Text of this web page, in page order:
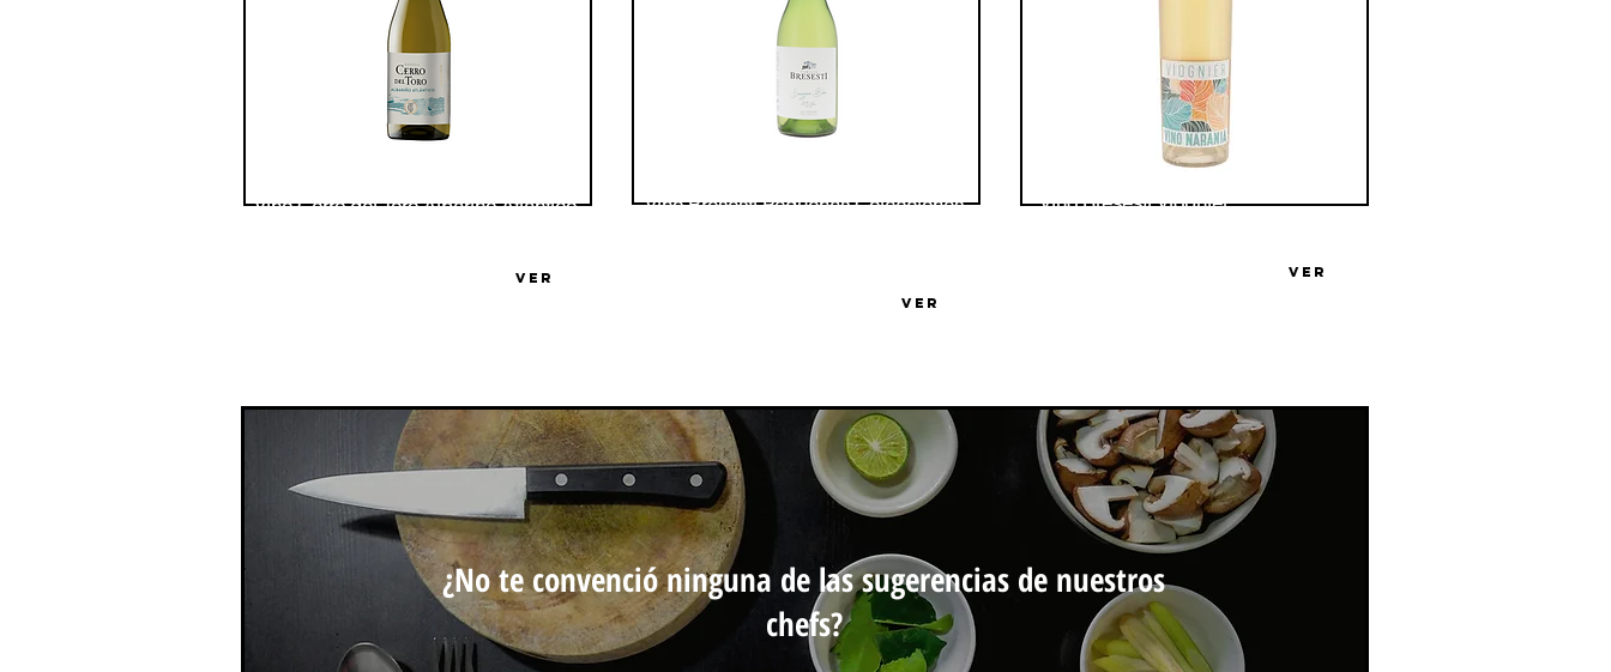
Vino Cerro del Toro Albariño Atlantico
VER
Vino Bresesti Pequeñas Colecciones
VER
Vino Bresesti Viognier
VER
¿No te convenció ninguna de las sugerencias de nuestros
chefs?